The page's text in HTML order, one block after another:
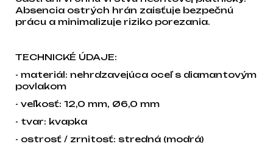
Absencia ostrých hrán zaisťuje bezpečnú
prácu a minimalizuje riziko porezania.
TECHNICKÉ ÚDAJE:
- materiál: nehrdzavejúca oceľ s diamantovým
povlakom
- veľkosť: 12,0 mm, Ø6,0 mm
- tvar: kvapka
- ostrosť / zrnitosť: stredná (modrá)